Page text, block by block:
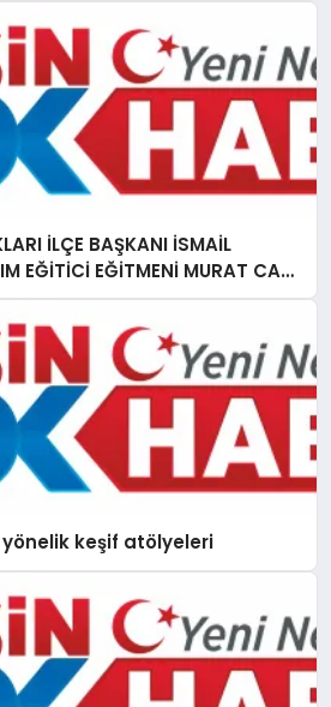
İLÇE BAŞKANI İSMAİL
EĞİTİCİ EĞİTMENİ MURAT CAN
keşif atölyeleri